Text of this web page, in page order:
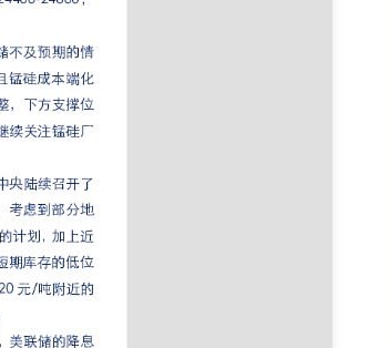
酯价格估值水平不高的背景下出现阶段性炒作调和组分
仍未走弱的情况下，近月1月强于远月5月。从盘面驱动
润的走势整体与盘面价格相反，盘面单边驱动主要在
月初出现一轮走弱，但随着领先指标美国汽油裂解的走
成本端给到聚烯烃盘面价格支撑。但随着领先指标美国
，叠加供需端供应增加预期较为一致，以塑料为例，可
端现货的拉涨来加深，而是通过远端合约不跟涨来加深
。供应端，Suzano宣布1月报价上涨，并对亚洲和欧
下半年来，由于阔叶浆较大的产能投放，阔叶浆价格一
下，贸易商捂盘惜售，现货资源紧张。需求端，下游依
货力度一般。纸浆整体仍为供需双弱的格局，但要注
加大。我们依旧认为，年前可关注区间下沿布局做多
的情况下，有一定想象空间。关注宏观情绪、下游去库
加剧，周度涨跌幅-1.2%。上周受到保供稳价会议及伊